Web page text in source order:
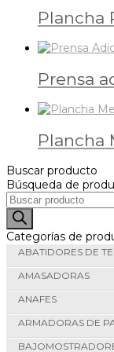
Plancha
Prensa
Plancha
Buscar producto
Búsqueda de
Categorías de
ABATIDORES DE
AMASADORAS
ANAFES
ARMADORAS DE